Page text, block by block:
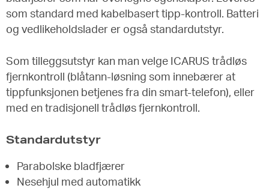
som standard med kabelbasert tipp-kontroll. Batteri
og vedlikeholdslader er også standardutstyr.
Som tilleggsutstyr kan man velge ICARUS trådløs
fjernkontroll (blåtann-løsning som innebærer at
tippfunksjonen betjenes fra din smart-telefon), eller
med en tradisjonell trådløs fjernkontroll.
Standardutstyr
Parabolske bladfjærer
Nesehjul med automatikk